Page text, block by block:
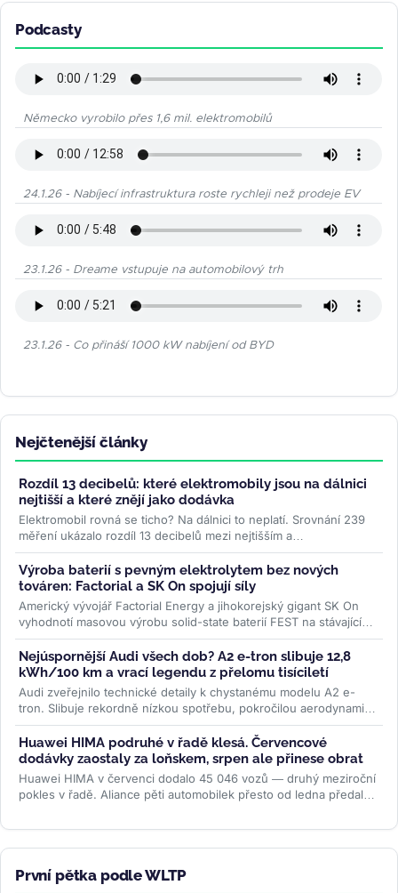
Podcasty
Německo vyrobilo přes 1,6 mil. elektromobilů
24.1.26 - Nabíjecí infrastruktura roste rychleji než prodeje EV
23.1.26 - Dreame vstupuje na automobilový trh
23.1.26 - Co přináší 1000 kW nabíjení od BYD
Nejčtenější články
Rozdíl 13 decibelů: které elektromobily jsou na dálnici
nejtišší a které znějí jako dodávka
Elektromobil rovná se ticho? Na dálnici to neplatí. Srovnání 239
měření ukázalo rozdíl 13 decibelů mezi nejtišším a
nejhlučnějším...>>
Výroba baterií s pevným elektrolytem bez nových
továren: Factorial a SK On spojují síly
Americký vývojář Factorial Energy a jihokorejský gigant SK On
vyhodnotí masovou výrobu solid-state baterií FEST na stávajících
linkách....>>
Nejúspornější Audi všech dob? A2 e-tron slibuje 12,8
kWh/100 km a vrací legendu z přelomu tisíciletí
Audi zveřejnilo technické detaily k chystanému modelu A2 e-
tron. Slibuje rekordně nízkou spotřebu, pokročilou aerodynamiku
i LFP baterii....>>
Huawei HIMA podruhé v řadě klesá. Červencové
dodávky zaostaly za loňskem, srpen ale přinese obrat
Huawei HIMA v červenci dodalo 45 046 vozů — druhý meziroční
pokles v řadě. Aliance pěti automobilek přesto od ledna předala
První pětka podle WLTP